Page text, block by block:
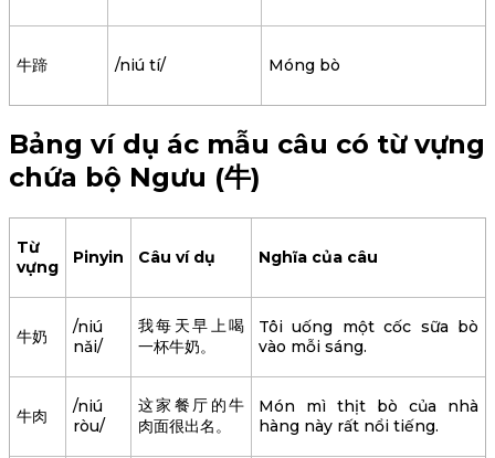
牛蹄 /niú tí/ Móng bò
Bảng ví dụ ác mẫu câu có từ vựng
chứa bộ Ngưu (牛)
Từ
vựng
Pinyin Câu ví dụ Nghĩa của câu
牛奶
/niú
nǎi/
我每天早上喝
一杯牛奶。
Tôi uống một cốc sữa bò
vào mỗi sáng.
牛肉
/niú
ròu/
这家餐厅的牛
肉面很出名。
Món mì thịt bò của nhà
hàng này rất nổi tiếng.